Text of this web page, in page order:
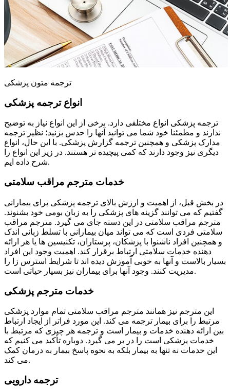
ترجمه متون پزشکی
انواع ترجمه پزشکی
ترجمه پزشکی انواع مختلفی دارد. برخی از این انواع نیاز به توضیح
ندارند و مطمئنا خود شما می توانید آنها را حدس بزنید؛ نظیر ترجمه
مدارک پزشکی و همچنین ترجمه گزارش پزشکی. با این حال، انواع
دیگری نیز وجود دارند که کمی پیچیده تر هستند. در زیر این انواع را
شرح داده ایم.
خدمات مترجم مراقب سلامتی
در بخش قبل، از اهمیت و ارزش بالای ترجمه پزشکی برای بیمارانی
گفتیم که می توانند گزینه های پزشکی را به زبان بومی خود بشنوند.
مترجم مراقب سلامتی در این دسته جای می گیرد. مترجم مراقب
سلامتی فردی است که می تواند میان بیمارانی با تسلط زبانی اندک
و همچنین افراد ناشنوا با پزشکان، پرستاران، تکنیسین ها یا هر ارائه
دهنده خدمات سلامتی ارتباط برقرار کند. اهمیت وجود این افراد
بسیار بالاست و آنها به خوبی آموزش دیده اند تا شرایط استرس زا را
مدیریت کنند. وجود آنها برای بیماران نیز بسیار حیاتی است.
خدمات مترجم پزشکی
این مترجم نیز همانند مترجم مراقب سلامتی تمام موارد پزشکی
مرتبط را برای بیمار ترجمه می کند. این مورد فراتر از ایجاد ارتباط
بین ارائه دهنده خدمات و بیمار است و ترجمه هر چیزی که مرتبط با
خدمات پزشکی است را در بر می گیرد. دوباره تأکید می کنیم که
این خدمات نه تنها به بیمار بلکه به نحوه پاسخ بیمار به درمان کمک
می کند.
ترجمه دارویی